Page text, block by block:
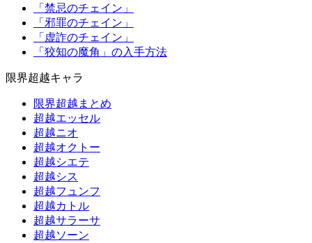
「禁忌のチェイン」
「邪罪のチェイン」
「虚詐のチェイン」
「狡知の魔角」の入手方法
限界超越キャラ
限界超越まとめ
超越エッセル
超越ニオ
超越オクトー
超越シエテ
超越シス
超越フュンフ
超越カトル
超越サラーサ
超越ソーン